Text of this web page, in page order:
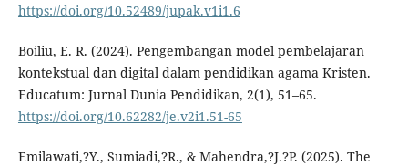
https://doi.org/10.52489/jupak.v1i1.6
Boiliu, E. R. (2024). Pengembangan model pembelajaran
kontekstual dan digital dalam pendidikan agama Kristen.
Educatum: Jurnal Dunia Pendidikan, 2(1), 51–65.
https://doi.org/10.62282/je.v2i1.51-65
Emilawati,?Y., Sumiadi,?R., & Mahendra,?J.?P. (2025). The